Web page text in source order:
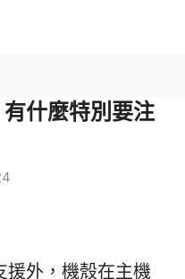
什麼特別要注
援外，機殼在主機